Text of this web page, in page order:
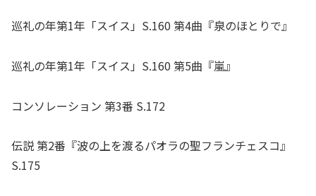
巡礼の年第1年「スイス」S.160 第4曲『泉のほとりで』
巡礼の年第1年「スイス」S.160 第5曲『嵐』
コンソレーション 第3番 S.172
伝説 第2番『波の上を渡るパオラの聖フランチェスコ』
S.175